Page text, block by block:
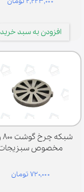
افزودن به سبد خرید
مخصوص
۷۲۰,۰۰۰ تومان